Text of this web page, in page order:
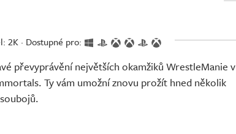
2K · Dostupné pro:
převyprávění největších okamžiků WrestleManie v
Ty vám umožní znovu prožít hned několik